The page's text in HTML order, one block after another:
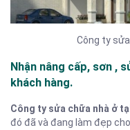
Công ty
Nhận nâng cấp, sơn ,
khách hàng.
Công ty sửa chữa nhà ở
đó đã và đang làm đẹp